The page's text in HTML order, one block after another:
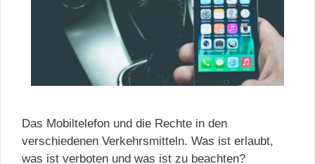
Das Mobiltelefon und die Rechte in den
verschiedenen Verkehrsmitteln. Was ist erlaubt,
was ist verboten und was ist zu beachten?